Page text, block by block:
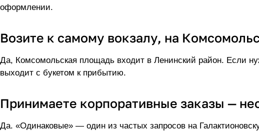
оформлении.
Возите к самому вокзалу, на
Да, Комсомольская площадь входит в Ленинский район. Если
выходит с букетом к прибытию.
Принимаете корпоративные заказы —
Да. «Одинаковые» — один из частых запросов на